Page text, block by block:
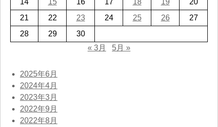
21
22 23 24 25 26
27
28
29
30
« 3月
5月 »
2025年6月
2024年4月
2023年3月
2022年9月
2022年8月